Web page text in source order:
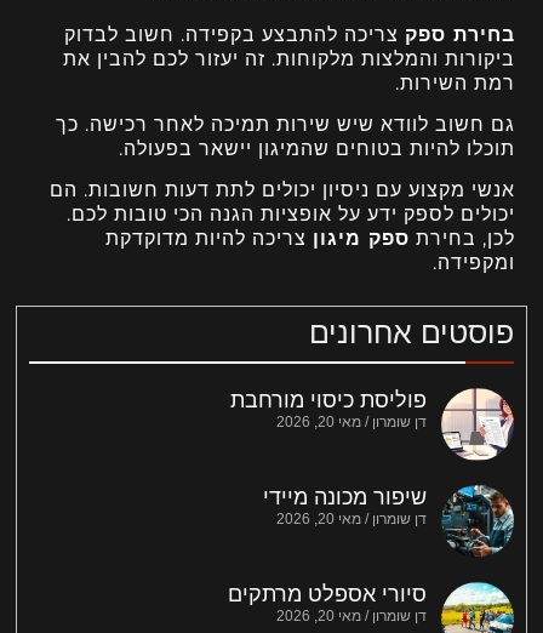
פוסטים אחרונים
פוליסת כיסוי מורחבת
דן שומרון מאי 20, 2026
שיפור מכונה מיידי
דן שומרון מאי 20, 2026
סיורי אספלט מרתקים
דן שומרון מאי 20, 2026
בחירת ספק צריכה להתבצע בקפידה. חשוב לבדוק
ביקורות והמלצות מלקוחות. זה יעזור לכם להבין את
רמת השירות.
גם חשוב לוודא שיש שירות תמיכה לאחר רכישה. כך
תוכלו להיות בטוחים שהמיגון יישאר בפעולה.
אנשי מקצוע עם ניסיון יכולים לתת דעות חשובות. הם
יכולים לספק ידע על אופציות הגנה הכי טובות לכם.
לכן, בחירת ספק מיגון צריכה להיות מדוקדקת
ומקפידה.